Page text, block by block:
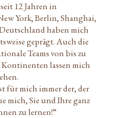
12 Jahren in
York, Berlin, Shanghai,
haben mich
geprägt. Auch die
Teams von bis zu
lassen mich
für mich immer der, der
mich, Sie und Ihre ganz
zu lernen!“